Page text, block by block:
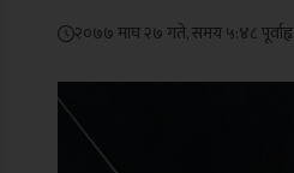
२०७७ माघ २७ गते, समय ५:४८ पूर्वाह्न